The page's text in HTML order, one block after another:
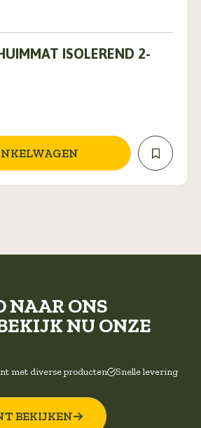
ISOLEREND 2-
NAAR ONS
NU ONZE
met diverse producten Snelle levering
BEKIJKEN